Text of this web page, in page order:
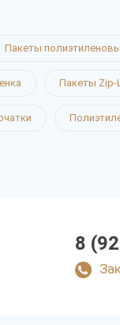
Пакеты
Пакеты Zip-
8